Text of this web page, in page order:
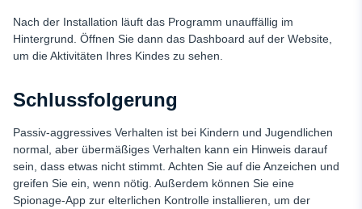
Nach der Installation läuft das Programm unauffällig im
Hintergrund. Öffnen Sie dann das Dashboard auf der Website,
um die Aktivitäten Ihres Kindes zu sehen.
Schlussfolgerung
Passiv-aggressives Verhalten ist bei Kindern und Jugendlichen
normal, aber übermäßiges Verhalten kann ein Hinweis darauf
sein, dass etwas nicht stimmt. Achten Sie auf die Anzeichen und
greifen Sie ein, wenn nötig. Außerdem können Sie eine
Spionage-App zur elterlichen Kontrolle installieren, um der